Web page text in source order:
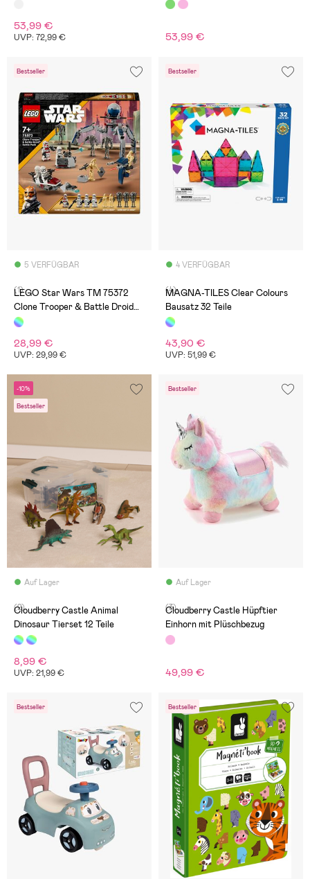
53,99 €
UVP: 72,99 € 53,99 €
Bestseller
5 VERFÜGBAR
(1)
LEGO Star Wars TM 75372
Clone Trooper & Battle Droid
Battle Pack
28,99 €
UVP: 29,99 €
Bestseller
4 VERFÜGBAR
(4)
MAGNA-TILES Clear Colours
Bausatz 32 Teile
43,90 €
UVP: 51,99 €
-10%
Bestseller
Auf Lager
(2)
Cloudberry Castle Animal
Dinosaur Tierset 12 Teile
8,99 €
UVP: 21,99 €
Bestseller
Auf Lager
(3)
Cloudberry Castle Hüpftier
Einhorn mit Plüschbezug
49,99 €
Bestseller Bestseller